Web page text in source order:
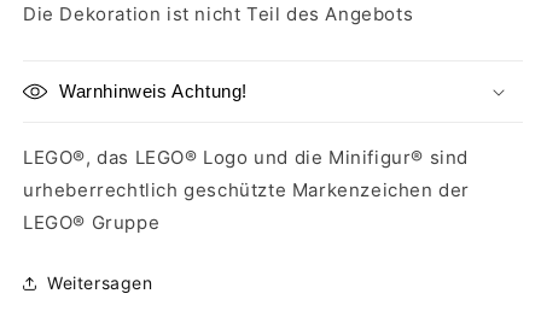
Die Dekoration ist nicht Teil des Angebots
Warnhinweis Achtung!
LEGO®, das LEGO® Logo und die Minifigur® sind
urheberrechtlich geschützte Markenzeichen der
LEGO® Gruppe
Weitersagen